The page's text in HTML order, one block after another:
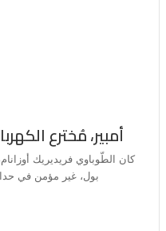
أمبير، مُخترع
كان الطّوباوي فريديريك
بول، غير مؤمن في